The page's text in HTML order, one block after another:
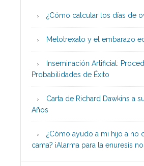
¿Cómo calcular los días de
Metotrexato y el embarazo
Inseminación Artificial:
Probabilidades de Éxito
Carta de Richard Dawkins a
Años
¿Cómo ayudo a mi hijo a no
cama? ¡Alarma para la enuresis